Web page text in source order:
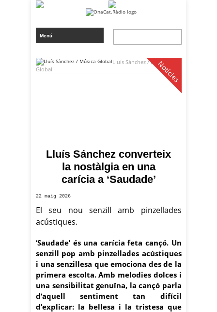
Notícies
Lluís Sánchez / Música
Global
Lluís Sánchez converteix
la nostàlgia en una
carícia a ‘Saudade’
22 maig 2026
El seu nou senzill amb pinzellades
acústiques.
‘Saudade’ és una carícia feta cançó. Un
senzill pop amb pinzellades acústiques
i una senzillesa que emociona des de la
primera escolta. Amb melodies dolces i
una sensibilitat genuïna, la cançó parla
d’aquell sentiment tan difícil
d’explicar: la bellesa i la tristesa que